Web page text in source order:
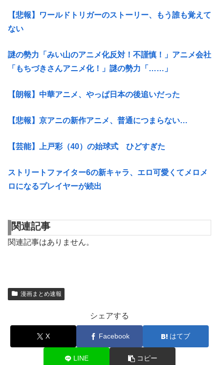
【悲報】ワールドトリガーのストーリー、もう誰も覚えて
ない
謎の勢力「みい山のアニメ化反対！不謹慎！」アニメ会社
「もちづきさんアニメ化！」謎の勢力「……」
【朗報】中華アニメ、やっぱ日本の後追いだった
【悲報】京アニの新作アニメ、普通につまらない…
【芸能】上戸彩（40）の始球式 ひどすぎた
ストリートファイター6の新キャラ、エロ可愛くてメロメ
ロになるプレイヤーが続出
関連記事
関連記事はありません。
漫画まとめ速報
シェアする
X Facebook はてブ
LINE コピー